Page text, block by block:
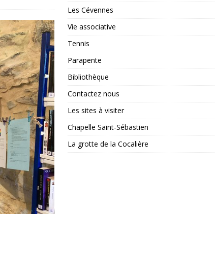
Les Cévennes
Vie associative
Tennis
Parapente
Bibliothèque
Contactez nous
Les sites à visiter
Chapelle Saint-Sébastien
La grotte de la Cocalière